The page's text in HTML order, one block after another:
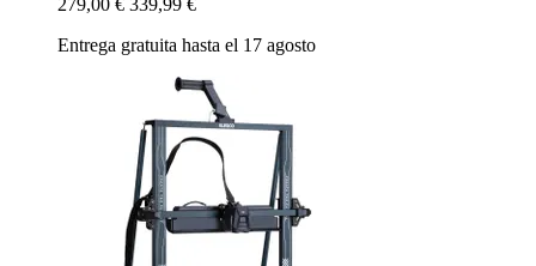
Entrega gratuita hasta el 17 agosto